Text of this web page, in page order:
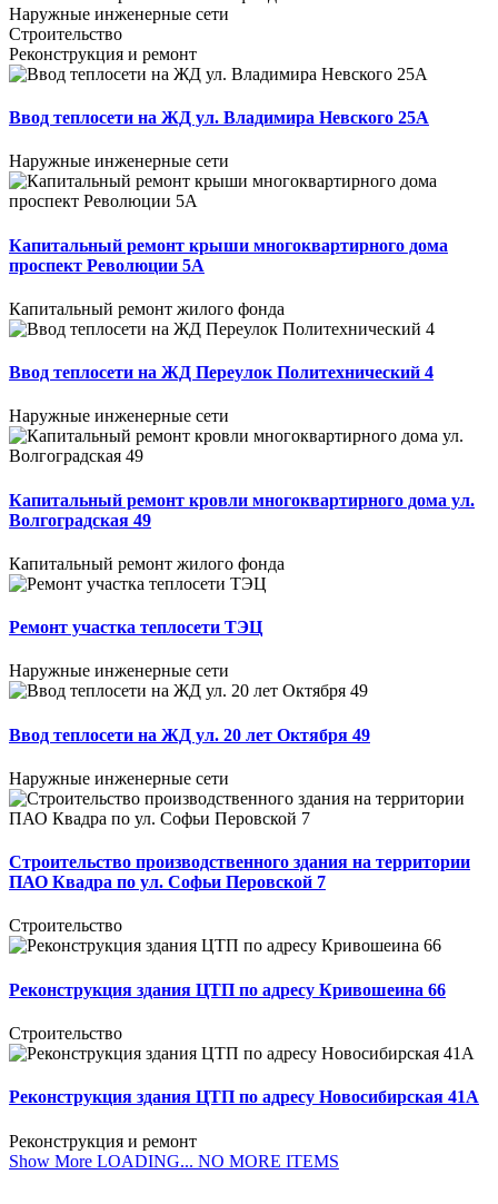
Наружные инженерные сети
Строительство
Реконструкция и ремонт
Ввод теплосети на ЖД ул. Владимира Невского 25А
Наружные инженерные сети
Капитальный ремонт крыши многоквартирного дома
проспект Революции 5А
Капитальный ремонт жилого фонда
Ввод теплосети на ЖД Переулок Политехнический 4
Наружные инженерные сети
Капитальный ремонт кровли многоквартирного дома ул.
Волгоградская 49
Капитальный ремонт жилого фонда
Ремонт участка теплосети ТЭЦ
Наружные инженерные сети
Ввод теплосети на ЖД ул. 20 лет Октября 49
Наружные инженерные сети
Строительство производственного здания на территории
ПАО Квадра по ул. Софьи Перовской 7
Строительство
Реконструкция здания ЦТП по адресу Кривошеина 66
Строительство
Реконструкция здания ЦТП по адресу Новосибирская 41А
Реконструкция и ремонт
Show More LOADING... NO MORE ITEMS